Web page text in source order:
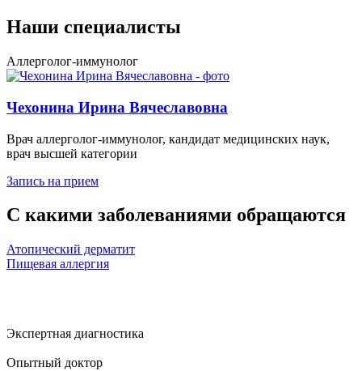
Наши специалисты
Аллерголог-иммунолог
Чехонина Ирина Вячеславовна
Врач аллерголог-иммунолог, кандидат медицинских наук,
врач высшей категории
Запись на прием
С какими заболеваниями обращаются
Атопический дерматит
Пищевая аллергия
Экспертная диагностика
Опытный доктор